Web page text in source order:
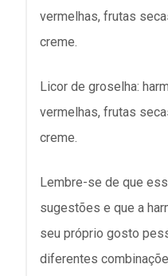
vermelhas, frutas
creme.
Licor de groselha:
vermelhas, frutas
creme.
Lembre-se de que
sugestões e que a
seu próprio gosto
diferentes